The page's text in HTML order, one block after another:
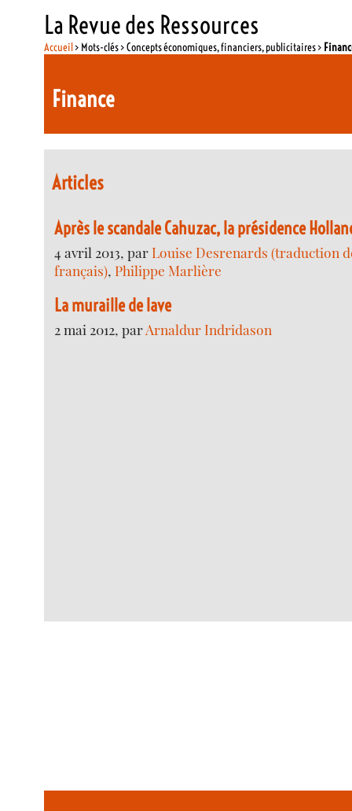
La Revue des Ressources
Accueil> Mots-clés > Concepts économiques, financiers, publicitaires >
Finance
Articles
Après le scandale Cahuzac, la présidence
4 avril 2013, parLouise Desrenards (traduction
français), Philippe Marlière
La muraille de lave
2 mai 2012, parArnaldur Indridason